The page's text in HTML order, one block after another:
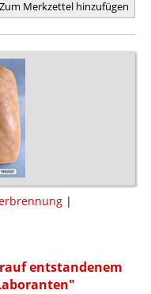
Zum Merkzettel hinzufügen
|
entstandenem